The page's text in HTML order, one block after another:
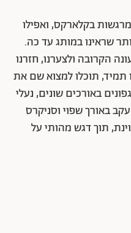
בקלארקס, ואפילו
שראינו במותג עד כה.
הקרובה ולצערנו, חזרנו
תמיד, תוכלו למצוא שם את
באורכים שונים, נעלי
באורך שפוי וסניקרס
תוך דגש מהותי על